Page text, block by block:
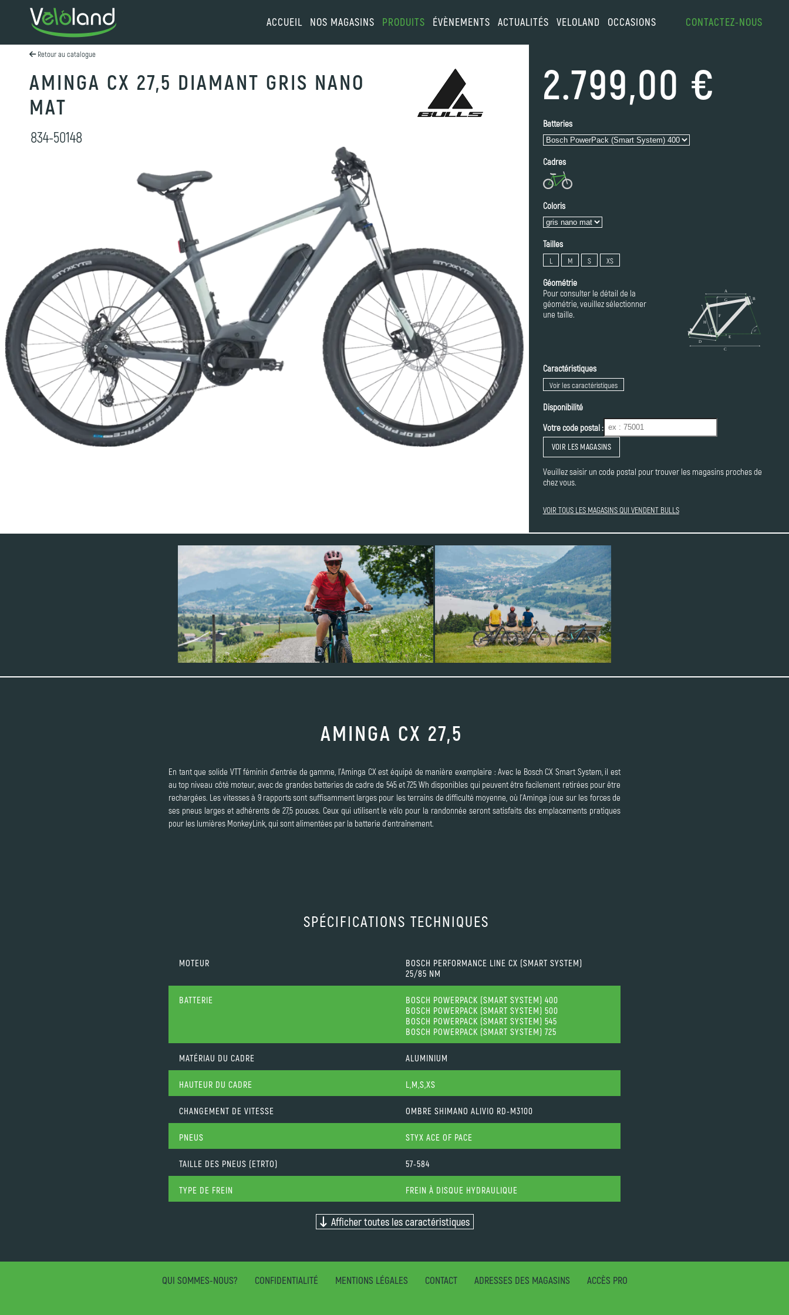
ACCUEIL NOS MAGASINS PRODUITS ÉVÈNEMENTS ACTUALITÉS VELOLAND OCCASIONS CONTACTEZ-NOUS
Retour au catalogue
AMINGA CX 27,5 DIAMANT GRIS NANO
MAT
834-50148
2.799,00 €
Batteries
Cadres
Coloris
Tailles
L M S XS
Géométrie
Pour consulter le détail de la
géométrie, veuillez sélectionner
une taille.
Caractéristiques
Voir les caractéristiques
Disponibilité
Votre code postal :
VOIR LES MAGASINS
Veuillez saisir un code postal pour trouver les magasins proches de
chez vous.
VOIR TOUS LES MAGASINS QUI VENDENT BULLS
AMINGA CX 27,5
En tant que solide VTT féminin d'entrée de gamme, l'Aminga CX est équipé de manière exemplaire : Avec le Bosch CX Smart System, il est
au top niveau côté moteur, avec de grandes batteries de cadre de 545 et 725 Wh disponibles qui peuvent être facilement retirées pour être
rechargées. Les vitesses à 9 rapports sont suffisamment larges pour les terrains de difficulté moyenne, où l'Aminga joue sur les forces de
ses pneus larges et adhérents de 27,5 pouces. Ceux qui utilisent le vélo pour la randonnée seront satisfaits des emplacements pratiques
pour les lumières MonkeyLink, qui sont alimentées par la batterie d'entraînement.
SPÉCIFICATIONS TECHNIQUES
MOTEUR
BOSCH PERFORMANCE LINE CX (SMART SYSTEM)
25/85 NM
BATTERIE
BOSCH POWERPACK (SMART SYSTEM) 400
BOSCH POWERPACK (SMART SYSTEM) 500
BOSCH POWERPACK (SMART SYSTEM) 545
BOSCH POWERPACK (SMART SYSTEM) 725
MATÉRIAU DU CADRE ALUMINIUM
HAUTEUR DU CADRE L,M,S,XS
CHANGEMENT DE VITESSE OMBRE SHIMANO ALIVIO RD-M3100
PNEUS STYX ACE OF PACE
TAILLE DES PNEUS (ETRTO) 57-584
TYPE DE FREIN FREIN À DISQUE HYDRAULIQUE
Afficher toutes les caractéristiques
QUI SOMMES-NOUS? CONFIDENTIALITÉ MENTIONS LÉGALES CONTACT ADRESSES DES MAGASINS ACCÈS PRO